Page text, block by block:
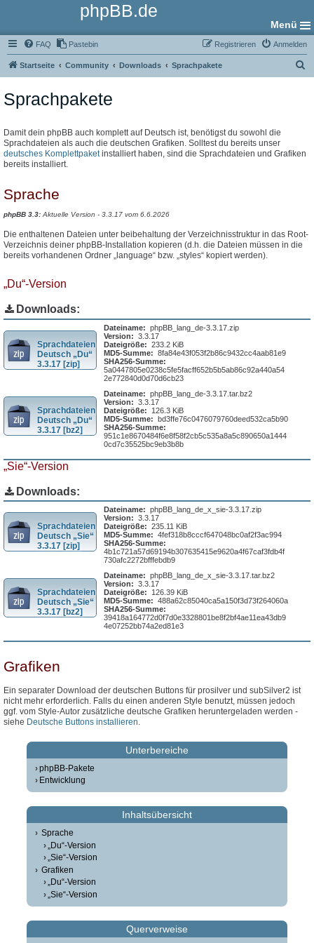
phpBB.de
Menü
FAQ Pastebin Anmelden
Registrieren
Startseite Community Downloads Sprachpakete
Sprachpakete
Damit dein phpBB auch komplett auf Deutsch ist, benötigst du sowohl die
Sprachdateien als auch die deutschen Grafiken. Solltest du bereits unser
deutsches Komplettpaketinstalliert haben, sind die Sprachdateien und Grafiken
bereits installiert.
Sprache
phpBB 3.3:Aktuelle Version - 3.3.17 vom 6.6.2026
Die enthaltenen Dateien unter beibehaltung der Verzeichnisstruktur in das Root-
Verzeichnis deiner phpBB-Installation kopieren (d.h. die Dateien müssen in die
bereits vorhandenen Ordner „language“ bzw. „styles“ kopiert werden).
„Du“-Version
Downloads:
Sprachdateien
Deutsch „Du“
3.3.17 [zip]
Dateiname: phpBB_lang_de-3.3.17.zip
Version: 3.3.17
Dateigröße: 233.2 KiB
MD5-Summe: 8fa84e43f053f2b86c9432cc4aab81e9
SHA256-Summe:
5a0447805e0238c5fe5facff652b5b5ab86c92a440a54
2e772840d0d70d6cb23
Sprachdateien
Deutsch „Du“
3.3.17 [bz2]
Dateiname: phpBB_lang_de-3.3.17.tar.bz2
Version: 3.3.17
Dateigröße:
126.3 KiB
MD5-Summe: bd3ffe76c0476079760deed532ca5b90
SHA256-Summe:
951c1e8670484f6e8f58f2cb5c535a8a5c890650a1444
0cd7c35525bc9eb3b8b
„Sie“-Version
Downloads:
Sprachdateien
Deutsch „Sie“
3.3.17 [zip]
Dateiname: phpBB_lang_de_x_sie-3.3.17.zip
Version: 3.3.17
Dateigröße: 235.11 KiB
MD5-Summe: 4fef318b8cccf647048bc0af2f3ac994
SHA256-Summe:
4b1c721a57d69194b307635415e9620a4f67caf3fdb4f
730afc2272bfffebdb9
Sprachdateien
Deutsch „Sie“
3.3.17 [bz2]
Dateiname: phpBB_lang_de_x_sie-3.3.17.tar.bz2
Version: 3.3.17
Dateigröße:
126.39 KiB
MD5-Summe: 488a62c85040ca5a150f3d73f264060a
SHA256-Summe:
39418a164772d0f7d0e3328801be8f2bf4ae11ea43db9
4e07252bb74a2ed81e3
Grafiken
Ein separater Download der deutschen Buttons für prosilver und subSilver2 ist
nicht mehr erforderlich. Falls du einen anderen Style benutzt, müssen jedoch
ggf. vom Style-Autor zusätzliche deutsche Grafiken heruntergeladen werden -
siehe Deutsche Buttons installieren.
Unterbereiche
phpBB-Pakete
Entwicklung
Inhaltsübersicht
Sprache
„Du“-Version
„Sie“-Version
Grafiken
„Du“-Version
„Sie“-Version
Querverweise